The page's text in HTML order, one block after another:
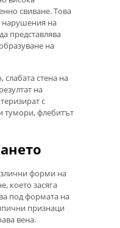
свиване. Това
на
представлява
на
стена на
на
с
тумори, флебитът
форми на
което засяга
под формата на
признаци
вена.